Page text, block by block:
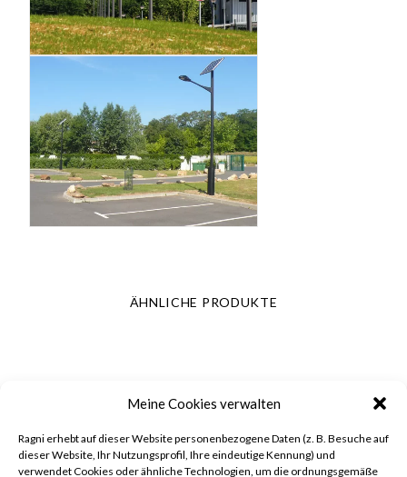
Meine Cookies verwalten
Ragni erhebt auf dieser Website personenbezogene Daten (z. B. Besuche auf
dieser Website, Ihr Nutzungsprofil, Ihre eindeutige Kennung) und
verwendet Cookies oder ähnliche Technologien, um die ordnungsgemäße
ÄHNLICHE PRODUKTE